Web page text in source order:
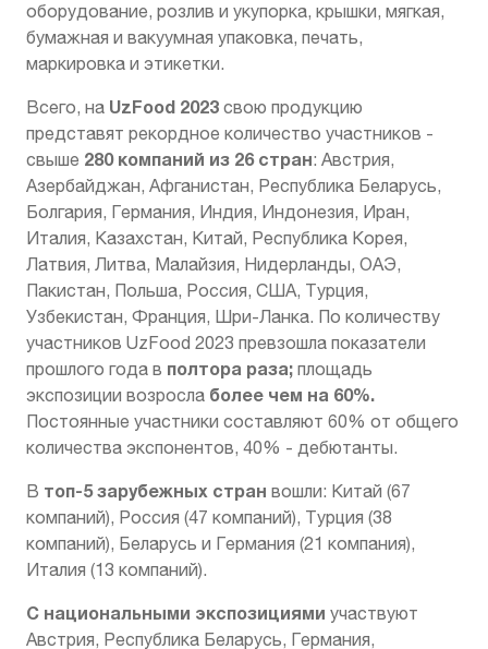
оборудование, розлив и укупорка, крышки, мягкая,
бумажная и вакуумная упаковка, печать,
маркировка и этикетки.
Всего, на UzFood 2023 свою продукцию
представят рекордное количество участников -
свыше 280 компаний из 26 стран: Австрия,
Азербайджан, Афганистан, Республика Беларусь,
Болгария, Германия, Индия, Индонезия, Иран,
Италия, Казахстан, Китай, Республика Корея,
Латвия, Литва, Малайзия, Нидерланды, ОАЭ,
Пакистан, Польша, Россия, США, Турция,
Узбекистан, Франция, Шри-Ланка. По количеству
участников UzFood 2023 превзошла показатели
прошлого года в полтора раза; площадь
экспозиции возросла более чем на 60%.
Постоянные участники составляют 60% от общего
количества экспонентов, 40% - дебютанты.
В топ-5 зарубежных стран вошли: Китай (67
компаний), Россия (47 компаний), Турция (38
компаний), Беларусь и Германия (21 компания),
Италия (13 компаний).
С национальными экспозициями участвуют
Австрия, Республика Беларусь, Германия,